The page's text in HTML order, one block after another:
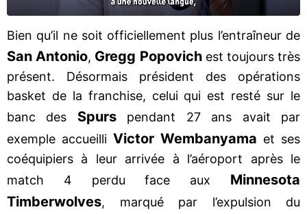
Bien qu’il ne soit officiellement plus l’entraîneur de
San Antonio, Gregg Popovich est toujours très
présent. Désormais président des opérations
basket de la franchise, celui qui est resté sur le
banc des Spurspendant 27 ans avait par
exemple accueilli Victor Wembanyama et ses
coéquipiers à leur arrivée à l’aéroport après le
match 4 perdu face aux Minnesota
Timberwolves, marqué par l’expulsion du